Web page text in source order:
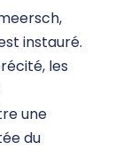
instauré.
les
une
du